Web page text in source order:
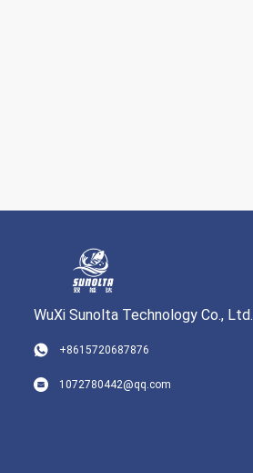
WuXi Sunolta Technology Co., Ltd.
+8615720687876
1072780442@qq.com